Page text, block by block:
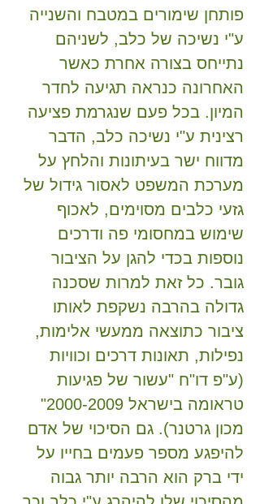
פותחן שימורים במטבח והשנייה
ע"י נשיכה של כלב, לשניהם
נתייחס בצורה אחרת כאשר
האחרונה כנראה תגיעה לחדר
המיון. בכל פעם שנגרמת פציעה
רצינית ע"י נשיכה כלב, הדבר
מדווח ישר בעיתונות והלחץ על
מערכת המשפט לאסור גידול של
גזעי כלבים מסוימים, לאכוף
שימוש במחסומי פה ודרכים
נוספות בכדי להגן על הציבור
גובר. כל זאת למרות שסכנה
גדולה בהרבה נשקפת לאותו
ציבור כתוצאה ממעשי אלימות,
נפילות, תאונות דרכים וכוויות
(ע"פ דו"ח "עשור של פגיעות
טראומה בישראל 2000-2009
"
מכון גרטנר). גם הסיכוי של אדם
להיפגע מספר פעמים בחייו על
ידי ברק הוא הרבה יותר גבוה